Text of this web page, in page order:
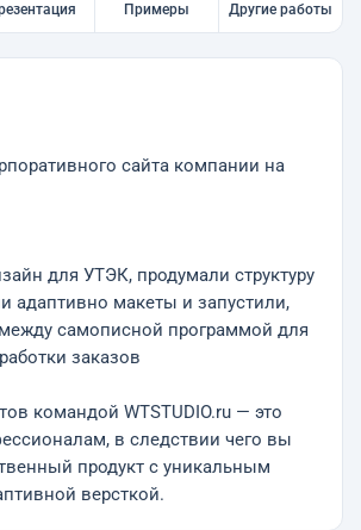
Примеры Другие работы
сайта компании на
для УТЭК, продумали структуру
адаптивно макеты и запустили,
самописной программой для
заказов
командой WTSTUDIO.ru — это
в следствии чего вы
продукт с уникальным
версткой.